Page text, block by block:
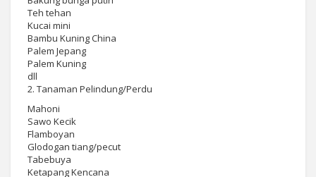
Teh tehan
Kucai mini
Bambu Kuning China
Palem Jepang
Palem Kuning
dll
2. Tanaman Pelindung/Perdu
Mahoni
Sawo Kecik
Flamboyan
Glodogan tiang/pecut
Tabebuya
Ketapang Kencana